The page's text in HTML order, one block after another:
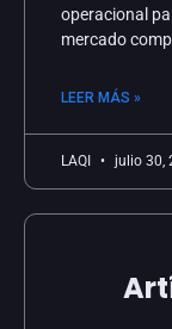
operacional
mercado
LEER MÁS »
LAQI julio 30,